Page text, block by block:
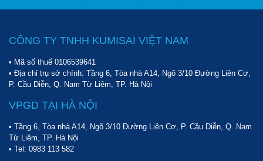
CÔNG TY TNHH KUMISAI VIỆT NAM
• Mã số thuế 0106539641
• Địa chỉ trụ sở chính: Tầng 6, Tòa nhà A14, Ngõ 3/10 Đường Liên Cơ,
P. Cầu Diễn, Q. Nam Từ Liêm, TP. Hà Nội
VPGD TẠI HÀ NỘI
• Tầng 6, Tòa nhà A14, Ngõ 3/10 Đường Liên Cơ, P. Cầu Diễn, Q. Nam
Từ Liêm, TP. Hà Nội
• Tel: 0983 113 582